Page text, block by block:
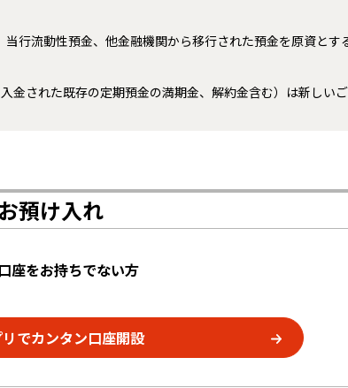
行流動性預金、他金融機関から移行された預金を原資と
金された既存の定期預金の満期金、解約金含む）は新しい
預け入れ
口座をお持ちでない方
リでカンタン口座開設